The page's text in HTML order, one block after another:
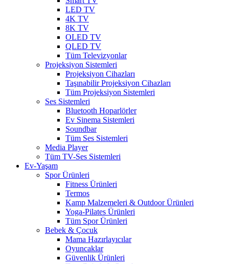
LED TV
4K TV
8K TV
OLED TV
QLED TV
Tüm Televizyonlar
Projeksiyon Sistemleri
Projeksiyon Cihazları
Taşınabilir Projeksiyon Cihazları
Tüm Projeksiyon Sistemleri
Ses Sistemleri
Bluetooth Hoparlörler
Ev Sinema Sistemleri
Soundbar
Tüm Ses Sistemleri
Media Player
Tüm TV-Ses Sistemleri
Ev-Yaşam
Spor Ürünleri
Fitness Ürünleri
Termos
Kamp Malzemeleri & Outdoor Ürünleri
Yoga-Pilates Ürünleri
Tüm Spor Ürünleri
Bebek & Çocuk
Mama Hazırlayıcılar
Oyuncaklar
Güvenlik Ürünleri